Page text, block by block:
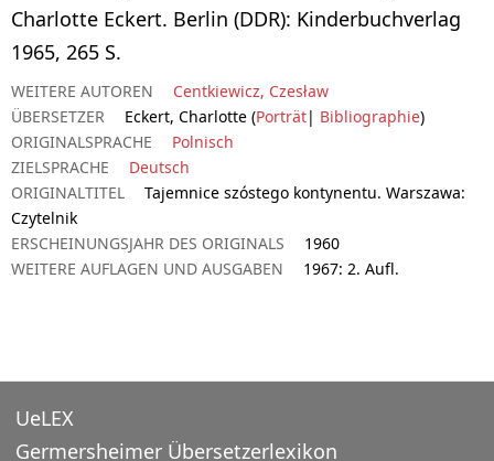
Charlotte Eckert. Berlin (DDR): Kinderbuchverlag
1965, 265 S.
WEITERE AUTOREN
Centkiewicz, Czesław
ÜBERSETZER
Eckert, Charlotte (Porträt| Bibliographie)
ORIGINALSPRACHE
Polnisch
ZIELSPRACHE
Deutsch
ORIGINALTITEL
Tajemnice szóstego kontynentu. Warszawa:
Czytelnik
ERSCHEINUNGSJAHR DES ORIGINALS
1960
WEITERE AUFLAGEN UND AUSGABEN
1967: 2. Aufl.
UeLEX
Germersheimer Übersetzerlexikon